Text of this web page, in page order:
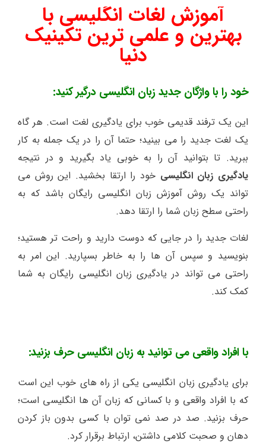
آموزش لغات انگلیسی با
بهترین و علمی ترین تکینیک
دنیا
خود را با واژگان جدید زبان انگلیسی درگیر کنید:
این یک ترفند قدیمی خوب برای یادگیری لغت است. هر گاه
یک لغت جدید را می بینید؛ حتما آن را در یک جمله به کار
ببرید. تا بتوانید آن را به خوبی یاد بگیرید و در نتیجه
یادگیری زبان انگلیسی خود را ارتقا بخشید. این روش می
تواند یک روش آموزش زبان انگلیسی رایگان باشد که به
راحتی سطح زبان شما را ارتقا دهد.
لغات جدید را در جایی که دوست دارید و راحت تر هستید؛
بنویسید و سپس آن ها را به خاطر بسپارید. این امر به
راحتی می تواند در یادگیری زبان انگلیسی رایگان به شما
کمک کند.
با افراد واقعی می توانید به زبان انگلیسی حرف بزنید:
برای یادگیری زبان انگلیسی یکی از راه های خوب این است
که با افراد واقعی و با کسانی که زبان آن ها انگلیسی است؛
حرف بزنید. صد در صد نمی توان با کسی بدون باز کردن
دهان و صحبت کلامی داشتن، ارتباط برقرار کرد.